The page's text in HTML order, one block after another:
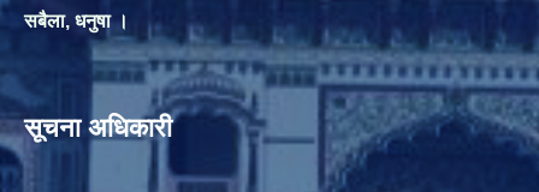
सबैला, धनुषा ।
सूचना अधिकारी